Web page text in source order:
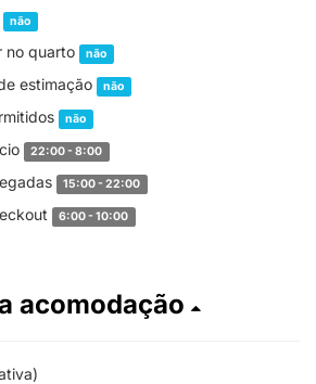
não
no quarto não
estimação não
não
22:00 - 8:00
15:00 - 22:00
6:00 - 10:00
acomodação